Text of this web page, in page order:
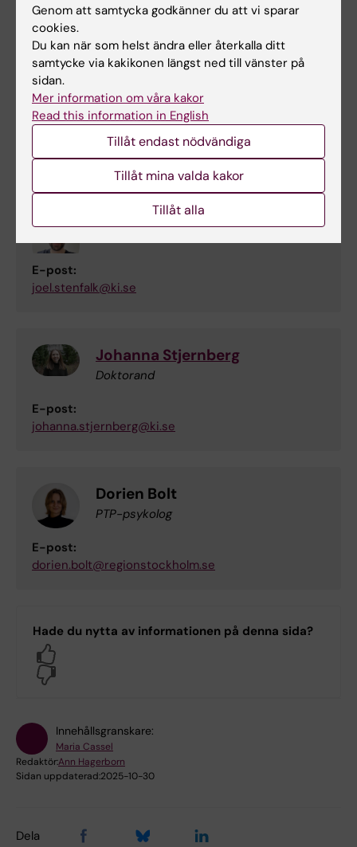
Maria Cassel
Postdoktorala Studier
Telefon:
+46852482423
E-post:
maria.cassel@ki.se
Joel Stenfalk
E-post:
joel.stenfalk@ki.se
Johanna Stjernberg
Doktorand
E-post:
johanna.stjernberg@ki.se
Dorien Bolt
PTP-psykolog
E-post:
dorien.bolt@regionstockholm.se
Hade du nytta av informationen på denna sida?
Innehållsgranskare:
Maria Cassel
Redaktör:Ann Hagerborn
Sidan uppdaterad:2025-10-30
Dela
Genom att samtycka godkänner du att vi sparar
cookies.
Du kan när som helst ändra eller återkalla ditt
samtycke via kakikonen längst ned till vänster på
sidan.
Mer information om våra kakor
Read this information in English
Tillåt endast nödvändiga
Tillåt mina valda kakor
Tillåt alla